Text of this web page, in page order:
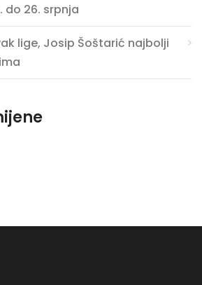
do 26. srpnja
lige, Josip Šoštarić najbolji